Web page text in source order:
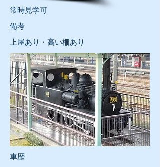
常時見学可
​備考
上屋あり・高い柵あり
車歴